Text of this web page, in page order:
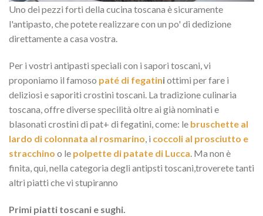
Uno dei pezzi forti della cucina toscana è sicuramente
l'antipasto, che potete realizzare con un po' di dedizione
direttamente a casa vostra.
Per i vostri antipasti speciali con i sapori toscani, vi
proponiamo il famoso paté di fegatiniottimi per fare i
deliziosi e saporiti crostini toscani. La tradizione culinaria
toscana, offre diverse specilità oltre ai già nominati e
blasonati crostini di pat+ di fegatini, come: le bruschette al
lardo di colonnata al rosmarino, i coccoli al prosciutto e
stracchino o le polpette di patate di Lucca. Ma non è
finita, qui, nella categoria degli antipsti toscani,troverete tanti
altri piatti che vi stupiranno
Primi piatti toscani e sughi.